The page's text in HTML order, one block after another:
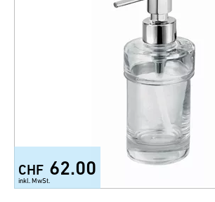
CHF 62.00
inkl. MwSt.